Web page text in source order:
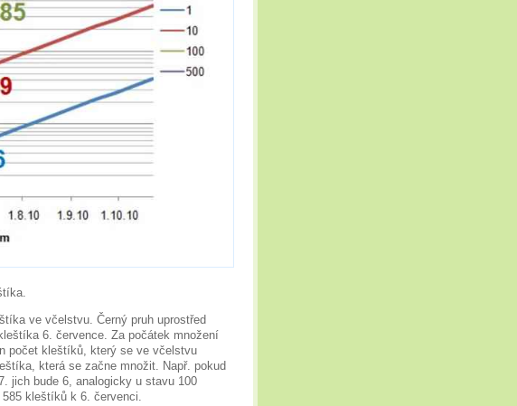
ve včelstvu. Černý pruh uprostřed
6. července. Za počátek množení
počet kleštíků, který se ve včelstvu
která se začne množit. Např. pokud
jich bude 6, analogicky u stavu 100
kleštíků k 6. červenci.